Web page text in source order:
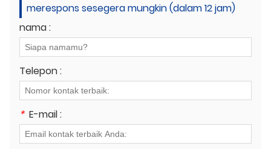
merespons sesegera mungkin (dalam 12 jam)
nama :
Telepon :
* E-mail :